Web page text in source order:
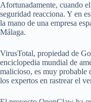
Afortunadamente, cuando
seguridad reacciona. Y en
la mano de una empresa
Málaga.
VirusTotal, propiedad de
enciclopedia mundial de
malicioso, es muy probable
los expertos en rastrear el